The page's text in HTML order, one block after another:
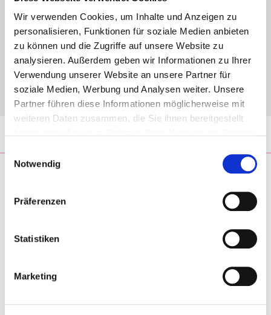
Wir verwenden Cookies, um Inhalte und Anzeigen zu
personalisieren, Funktionen für soziale Medien anbieten
zu können und die Zugriffe auf unsere Website zu
analysieren. Außerdem geben wir Informationen zu Ihrer
Verwendung unserer Website an unsere Partner für
soziale Medien, Werbung und Analysen weiter. Unsere
Partner führen diese Informationen möglicherweise mit
weiteren Daten zusammen, die Sie ihnen bereitgestellt
Einwilligungsauswahl
Notwendig
Präferenzen
Statistiken
Marketing
Kompe­ten­zen schär­fen
Zusam­men­ar­beit neu
gestal­ten
Organisationsentwickler*in,
Coach*in oder Trainer*in
werden
Künst­li­che Intel­li­genz
Firmen­lauf – denk­mo­dell
beweist Team­geist beim dies­
jäh­ri­gen B2Run
4. September 2018 von Desiree Bösemüller